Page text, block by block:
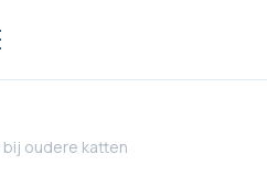
oudere katten